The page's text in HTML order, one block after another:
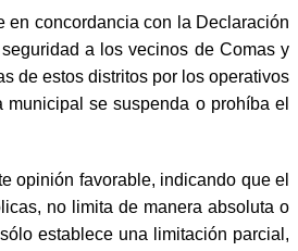
en concordancia con la Declaración
a los vecinos de Comas y
de estos distritos por los operativos
se suspenda o prohíba el
opinión favorable, indicando que el
no limita de manera absoluta o
establece una limitación parcial,